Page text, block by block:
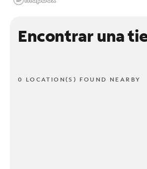
Encontrar una
0 LOCATION(S) FOUND NEARBY